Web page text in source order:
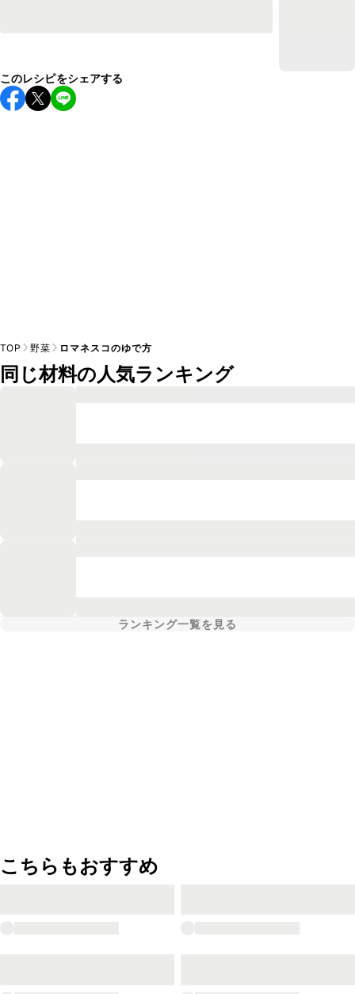
このレシピをシェアする
TOP 野菜 ロマネスコのゆで方
同じ材料の人気ランキング
ランキング一覧を見る
こちらもおすすめ